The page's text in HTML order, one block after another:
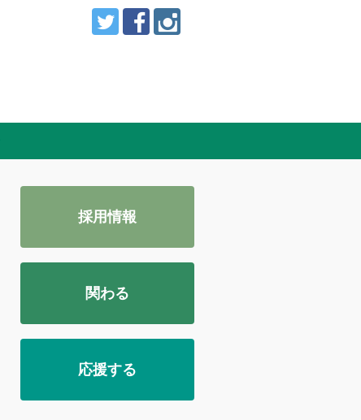
採用情報
関わる
応援する